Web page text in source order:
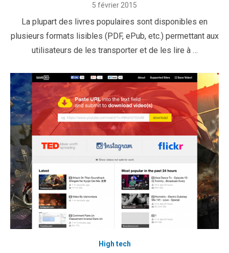
Posted
5 février 2015
La plupart des livres populaires sont disponibles en
plusieurs formats lisibles (PDF, ePub, etc.) permettant aux
utilisateurs de les transporter et de les lire à …
High tech